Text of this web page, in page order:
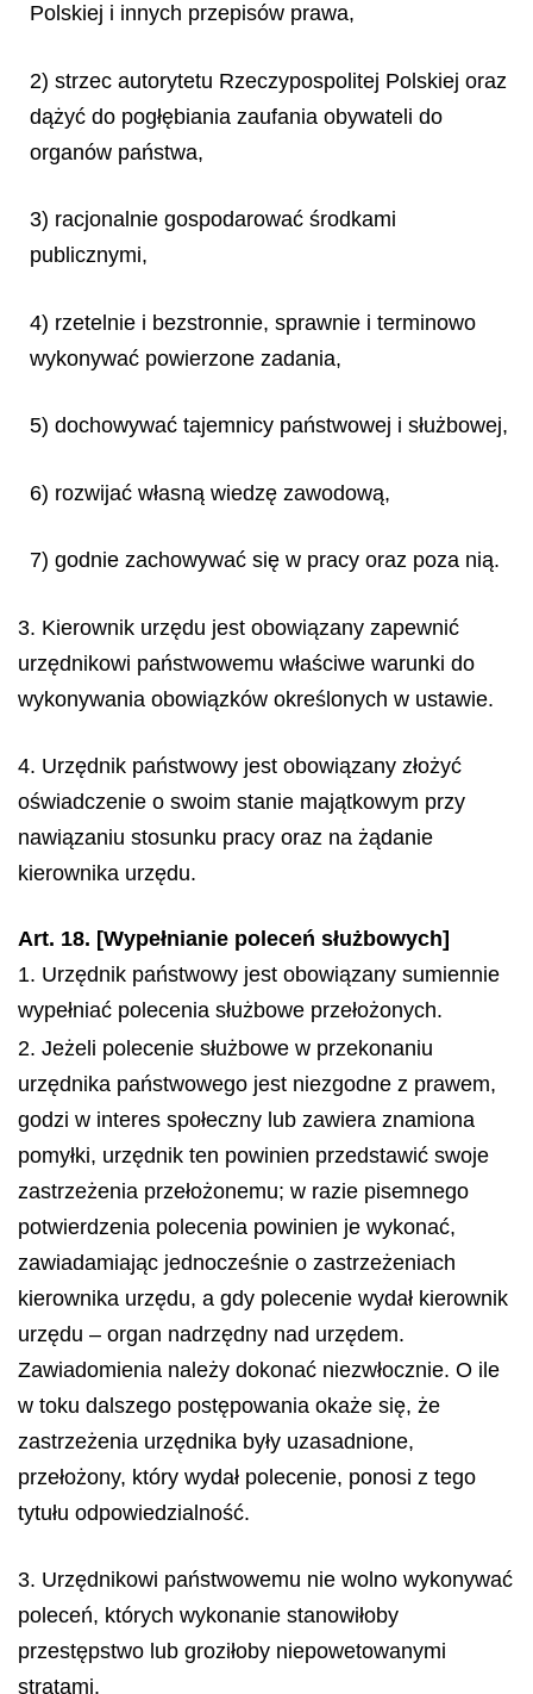
Polskiej i innych przepisów prawa,
2) strzec autorytetu Rzeczypospolitej Polskiej oraz
dążyć do pogłębiania zaufania obywateli do
organów państwa,
3) racjonalnie gospodarować środkami
publicznymi,
4) rzetelnie i bezstronnie, sprawnie i terminowo
wykonywać powierzone zadania,
5) dochowywać tajemnicy państwowej i służbowej,
6) rozwijać własną wiedzę zawodową,
7) godnie zachowywać się w pracy oraz poza nią.
3. Kierownik urzędu jest obowiązany zapewnić
urzędnikowi państwowemu właściwe warunki do
wykonywania obowiązków określonych w ustawie.
4. Urzędnik państwowy jest obowiązany złożyć
oświadczenie o swoim stanie majątkowym przy
nawiązaniu stosunku pracy oraz na żądanie
kierownika urzędu.
Art. 18. [Wypełnianie poleceń służbowych]
1. Urzędnik państwowy jest obowiązany sumiennie
wypełniać polecenia służbowe przełożonych.
2. Jeżeli polecenie służbowe w przekonaniu
urzędnika państwowego jest niezgodne z prawem,
godzi w interes społeczny lub zawiera znamiona
pomyłki, urzędnik ten powinien przedstawić swoje
zastrzeżenia przełożonemu; w razie pisemnego
potwierdzenia polecenia powinien je wykonać,
zawiadamiając jednocześnie o zastrzeżeniach
kierownika urzędu, a gdy polecenie wydał kierownik
urzędu – organ nadrzędny nad urzędem.
Zawiadomienia należy dokonać niezwłocznie. O ile
w toku dalszego postępowania okaże się, że
zastrzeżenia urzędnika były uzasadnione,
przełożony, który wydał polecenie, ponosi z tego
tytułu odpowiedzialność.
3. Urzędnikowi państwowemu nie wolno wykonywać
poleceń, których wykonanie stanowiłoby
przestępstwo lub groziłoby niepowetowanymi
stratami.